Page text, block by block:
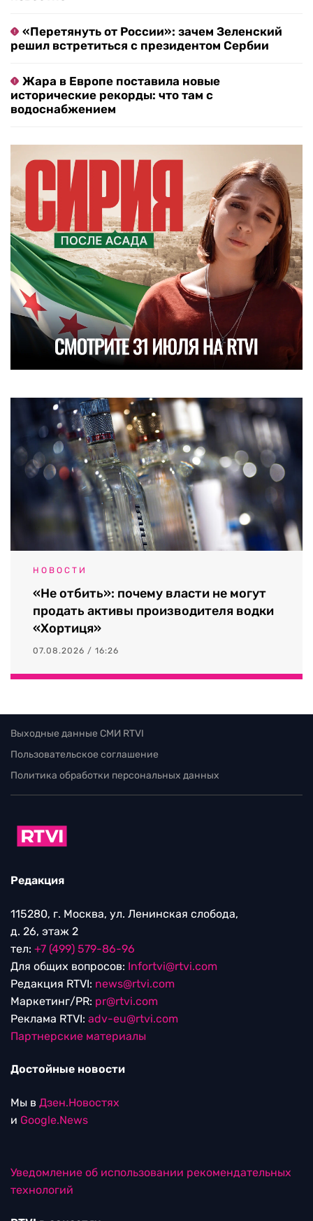
«Перетянуть от России»: зачем Зеленский
решил встретиться с президентом Сербии
Жара в Европе поставила новые
исторические рекорды: что там с
водоснабжением
НОВОСТИ
«Не отбить»: почему власти не могут
продать активы производителя водки
«Хортиця»
07.08.2026 / 16:26
Выходные данные СМИ RTVI
Пользовательское соглашение
Политика обработки персональных данных
Редакция
115280, г. Москва, ул. Ленинская слобода,
д. 26, этаж 2
тел: +7 (499) 579-86-96
Для общих вопросов: Infortvi@rtvi.com
Редакция RTVI: news@rtvi.com
Маркетинг/PR: pr@rtvi.com
Реклама RTVI: adv-eu@rtvi.com
Партнерские материалы
Достойные новости
Мы в Дзен.Новостях
и Google.News
Уведомление об использовании рекомендательных
технологий